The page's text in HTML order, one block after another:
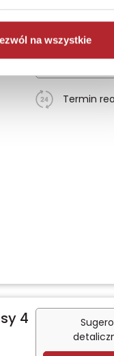
na wszystkie
Termin
4